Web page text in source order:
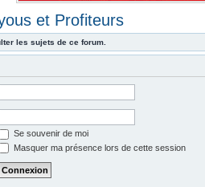
et Profiteurs
les sujets de ce forum.
Se souvenir de moi
Masquer ma présence lors de cette session